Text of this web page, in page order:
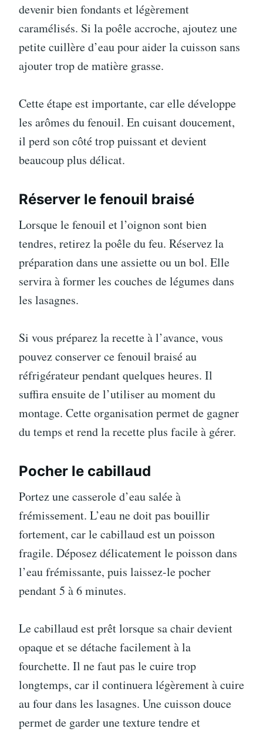
devenir bien fondants et légèrement
caramélisés. Si la poêle accroche, ajoutez une
petite cuillère d’eau pour aider la cuisson sans
ajouter trop de matière grasse.
Cette étape est importante, car elle développe
les arômes du fenouil. En cuisant doucement,
il perd son côté trop puissant et devient
beaucoup plus délicat.
Réserver le fenouil braisé
Lorsque le fenouil et l’oignon sont bien
tendres, retirez la poêle du feu. Réservez la
préparation dans une assiette ou un bol. Elle
servira à former les couches de légumes dans
les lasagnes.
Si vous préparez la recette à l’avance, vous
pouvez conserver ce fenouil braisé au
réfrigérateur pendant quelques heures. Il
suffira ensuite de l’utiliser au moment du
montage. Cette organisation permet de gagner
du temps et rend la recette plus facile à gérer.
Pocher le cabillaud
Portez une casserole d’eau salée à
frémissement. L’eau ne doit pas bouillir
fortement, car le cabillaud est un poisson
fragile. Déposez délicatement le poisson dans
l’eau frémissante, puis laissez-le pocher
pendant 5 à 6 minutes.
Le cabillaud est prêt lorsque sa chair devient
opaque et se détache facilement à la
fourchette. Il ne faut pas le cuire trop
longtemps, car il continuera légèrement à cuire
au four dans les lasagnes. Une cuisson douce
permet de garder une texture tendre et